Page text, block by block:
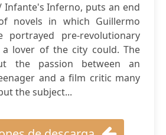
Inferno, puts an end
novels in which Guillermo
portrayed pre-revolutionary
a lover of the city could. The
the passion between an
and a film critic many
the subject...